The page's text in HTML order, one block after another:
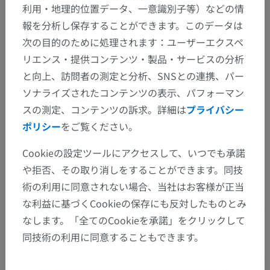
人体解剖学1
人体神経解剖学
感覚器> Organum visuale> 眼球 赤道
下位構造： この解剖学的部位には下位構造がありま
動物の比較解剖学
利用・地理的位置データ、一意識別子等）などの情
報を分析し保存することができます。このデータは
次の目的のために処理されます：ユーザーエクスペ
リエンス・提供コンテンツ・製品・サービスの分析
と向上、訪問者の測定と分析、SNSとの連携、パー
ソナライズされたコンテンツの表示、パフォーマン
スの測定、コンテンツの訴求。詳細はプライバシー
ポリシーをご覧ください。
Cookieの設定ツールにアクセスして、いつでも承諾
や拒否、その取り消しをすることができます。同技
術の利用に同意されない場合、当社はお客様が正当
な利益に基づくCookieの保存にも反対したものとみ
なします。「全てのCookieを承諾」をクリックして
同技術の利用に同意することもできます。